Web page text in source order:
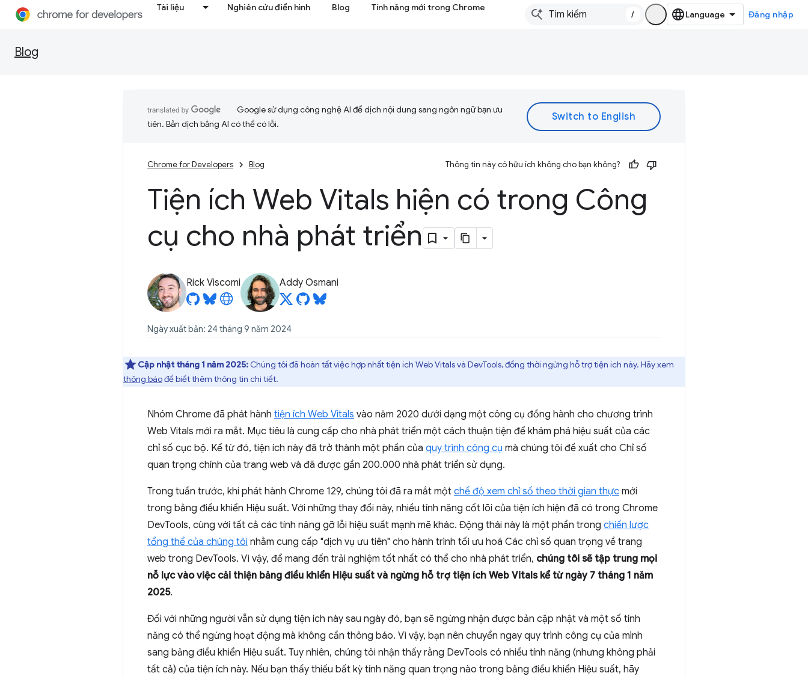
Tài liệu Nghiên cứu điển hình Blog Tính năng mới trong Chrome
/ Đăng nhập
Blog
Google sử dụng công nghệ AI để dịch nội dung sang ngôn ngữ bạn ưu
tiên. Bản dịch bằng AI có thể có lỗi.
Chrome for Developers Blog Thông tin này có hữu ích không cho bạn không?
Tiện ích Web Vitals hiện có trong Công
cụ cho nhà phát triển
Rick Viscomi Addy Osmani
Ngày xuất bản: 24 tháng 9 năm 2024
Cập nhật tháng 1 năm 2025: Chúng tôi đã hoàn tất việc hợp nhất tiện ích Web Vitals và DevTools, đồng thời ngừng hỗ trợ tiện ích này. Hãy xem
thông báođể biết thêm thông tin chi tiết.
Nhóm Chrome đã phát hành tiện ích Web Vitals vào năm 2020 dưới dạng một công cụ đồng hành cho chương trình
Web Vitals mới ra mắt. Mục tiêu là cung cấp cho nhà phát triển một cách thuận tiện để khám phá hiệu suất của các
chỉ số cục bộ. Kể từ đó, tiện ích này đã trở thành một phần của quy trình công cụ mà chúng tôi đề xuất cho Chỉ số
quan trọng chính của trang web và đã được gần 200.000 nhà phát triển sử dụng.
Trong tuần trước, khi phát hành Chrome 129, chúng tôi đã ra mắt một chế độ xem chỉ số theo thời gian thực mới
trong bảng điều khiển Hiệu suất. Với những thay đổi này, nhiều tính năng cốt lõi của tiện ích hiện đã có trong Chrome
DevTools, cùng với tất cả các tính năng gỡ lỗi hiệu suất mạnh mẽ khác. Động thái này là một phần trong chiến lược
tổng thể của chúng tôi nhằm cung cấp "dịch vụ ưu tiên" cho hành trình tối ưu hoá Các chỉ số quan trọng về trang
web trong DevTools. Vì vậy, để mang đến trải nghiệm tốt nhất có thể cho nhà phát triển, chúng tôi sẽ tập trung mọi
nỗ lực vào việc cải thiện bảng điều khiển Hiệu suất và ngừng hỗ trợ tiện ích Web Vitals kể từ ngày 7 tháng 1 năm
2025.
Đối với những người vẫn sử dụng tiện ích này sau ngày đó, bạn sẽ ngừng nhận được bản cập nhật và một số tính
năng có thể ngừng hoạt động mà không cần thông báo. Vì vậy, bạn nên chuyển ngay quy trình công cụ của mình
sang bảng điều khiển Hiệu suất. Tuy nhiên, chúng tôi nhận thấy rằng DevTools có nhiều tính năng (nhưng không phải
tất cả) của tiện ích này. Nếu bạn thấy thiếu bất kỳ tính năng quan trọng nào trong bảng điều khiển Hiệu suất, hãy